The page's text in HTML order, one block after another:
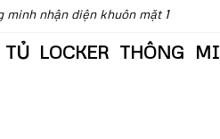
minh nhận diện khuôn mặt 1
LOCKER THÔNG